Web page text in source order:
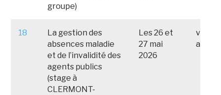
groupe)
18
La gestion des
absences maladie
et de l’invalidité des
agents publics
(stage à
CLERMONT-
Les 26 et
27 mai
2026
avril